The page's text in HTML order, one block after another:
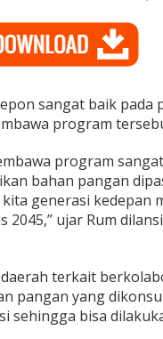
sangat baik pada
program
program
bahan pangan
generasi kedepan
2045,” ujar Rum
terkait
pangan yang
sehingga bisa